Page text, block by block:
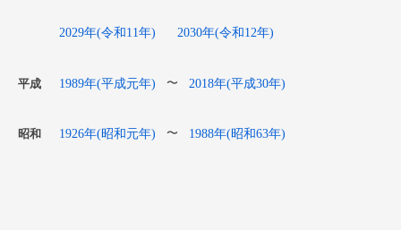
2029年(令和11年) 2030年(令和12年)
平成 1989年(平成元年) 〜 2018年(平成30年)
昭和 1926年(昭和元年) 〜 1988年(昭和63年)